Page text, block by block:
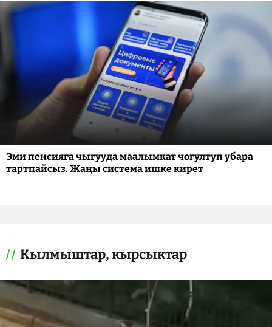
Эми пенсияга чыгууда маалымкат чогултуп убара
тартпайсыз. Жаңы система ишке кирет
Кылмыштар, кырсыктар